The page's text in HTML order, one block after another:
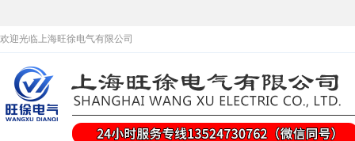
欢迎光临上海旺徐电气有限公司